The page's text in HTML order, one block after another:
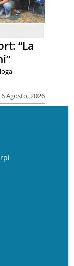
“La
Agosto, 2026